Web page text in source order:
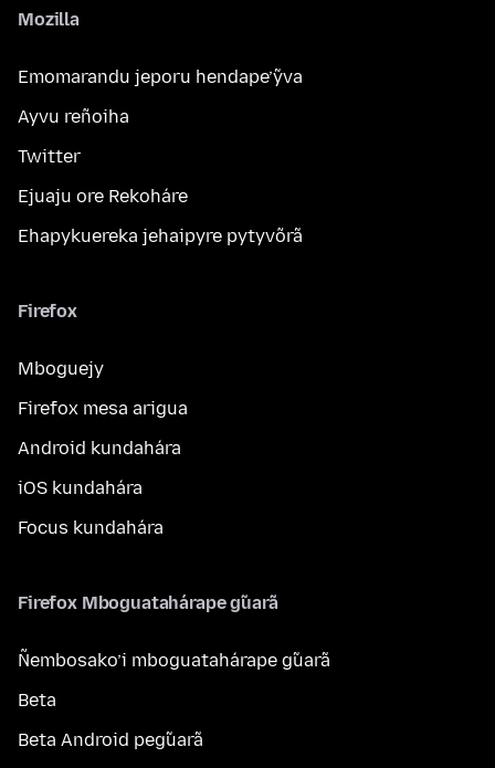
Mozilla
Emomarandu jeporu hendape’ỹva
Ayvu reñoiha
Twitter
Ejuaju ore Rekoháre
Ehapykuereka jehaipyre pytyvõrã
Firefox
Mboguejy
Firefox mesa arigua
Android kundahára
iOS kundahára
Focus kundahára
Firefox Mboguatahárape g̃uarã
Ñembosako’i mboguatahárape g̃uarã
Beta
Beta Android peg̃uarã